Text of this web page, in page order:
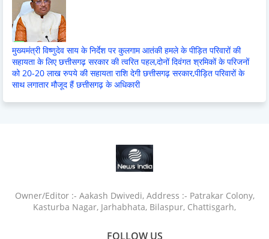
मुख्यमंत्री विष्णुदेव साय के निर्देश पर कुलगाम आतंकी हमले के पीड़ित परिवारों की
सहायता के लिए छत्तीसगढ़ सरकार की त्वरित पहल,दोनों दिवंगत श्रमिकों के परिजनों
को 20-20 लाख रुपये की सहायता राशि देगी छत्तीसगढ़ सरकार,पीड़ित परिवारों के
साथ लगातार मौजूद हैं छत्तीसगढ़ के अधिकारी
Owner/Editor :- Aakash Dwivedi, Address :- Patrakar Colony,
Kasturba Nagar, Jarhabhata, Bilaspur, Chattisgarh,
FOLLOW US